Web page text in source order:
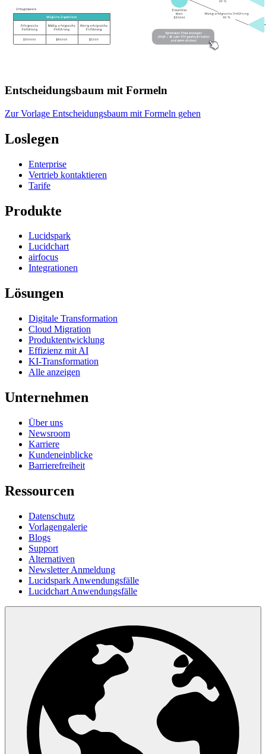
Entscheidungsbaum mit Formeln
Zur Vorlage Entscheidungsbaum mit Formeln gehen
Loslegen
Enterprise
Vertrieb kontaktieren
Tarife
Produkte
Lucidspark
Lucidchart
airfocus
Integrationen
Lösungen
Digitale Transformation
Cloud Migration
Produktentwicklung
Effizienz mit AI
KI-Transformation
Alle anzeigen
Unternehmen
Über uns
Newsroom
Karriere
Kundeneinblicke
Barrierefreiheit
Ressourcen
Datenschutz
Vorlagengalerie
Blogs
Support
Alternativen
Newsletter Anmeldung
Lucidspark Anwendungsfälle
Lucidchart Anwendungsfälle